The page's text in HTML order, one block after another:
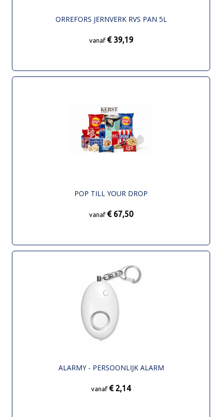
ORREFORS JERNVERK RVS PAN 5L
vanaf € 39,19
POP TILL YOUR DROP
vanaf € 67,50
ALARMY - PERSOONLIJK ALARM
vanaf € 2,14